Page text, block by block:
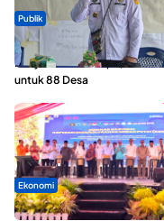
Publik
ABDESI Morotai Apresiasi
Penyaluran ADD Rp3,13 Miliar
untuk 88 Desa
Ekonomi
Seminar di Ternate, Mendes